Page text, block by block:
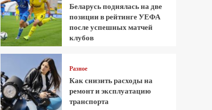
Беларусь поднялась на две
позиции в рейтинге УЕФА
после успешных матчей
клубов
Разное
Как снизить расходы на
ремонт и эксплуатацию
транспорта